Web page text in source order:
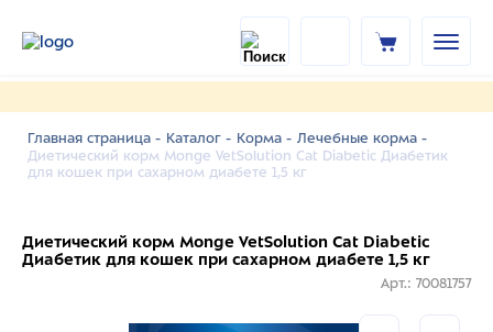
Главная страница - Каталог - Корма - Лечебные корма -
Диетический корм Monge VetSolution Cat Diabetic Диабетик
для кошек при сахарном диабете 1,5 кг
Диетический корм Monge VetSolution Cat Diabetic
Диабетик для кошек при сахарном диабете 1,5 кг
Арт.: 70081757